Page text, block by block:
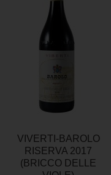
VIVERTI-BAROLO
RISERVA 2017
(BRICCO DELLE